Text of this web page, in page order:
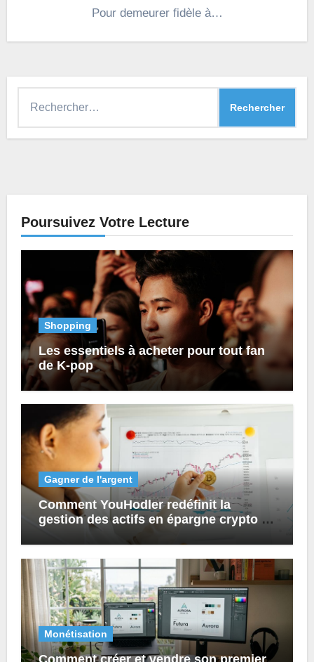
Pour demeurer fidèle à…
Poursuivez Votre Lecture
Shopping
Les essentiels à acheter pour tout fan
de K-pop
Gagner de l'argent
Comment YouHodler redéfinit la
gestion des actifs en épargne crypto et
prêts numériques ?
Monétisation
Comment créer et vendre son premier